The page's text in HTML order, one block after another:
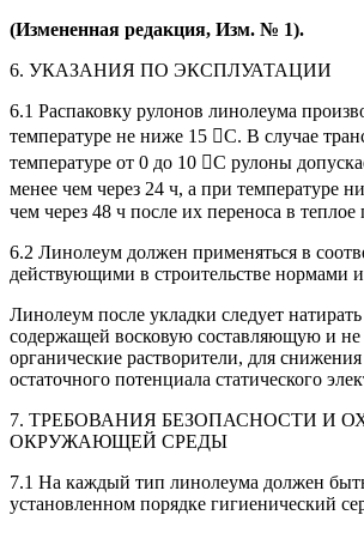
(Измененная редакция, Изм. № 1).
6. УКАЗАНИЯ ПО ЭКСПЛУАТАЦИИ
6.1 Распаковку рулонов линолеума
температуре не ниже 15 С. В случае
температуре от 0 до 10 С рулоны
менее чем через 24 ч, а при температуре
чем через 48 ч после их переноса в
6.2 Линолеум должен применяться в
действующими в строительстве нормами
Линолеум после укладки следует
содержащей восковую составляющую и
органические растворители, для
остаточного потенциала статического
7. ТРЕБОВАНИЯ БЕЗОПАСНОСТИ И
ОКРУЖАЮЩЕЙ СРЕДЫ
7.1 На каждый тип линолеума должен
установленном порядке гигиенический